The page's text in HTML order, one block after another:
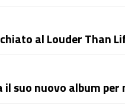
al Louder Than
il suo nuovo album per